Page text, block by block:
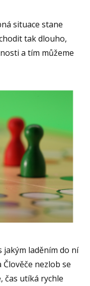
situace stane
tak dlouho,
a tím můžeme
jakým laděním do ní
nezlob se
čas utíká rychle